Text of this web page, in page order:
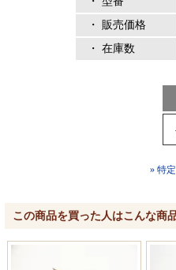
・ 販売価格
・ 在庫数
» 特
この商品を買った人はこんな商